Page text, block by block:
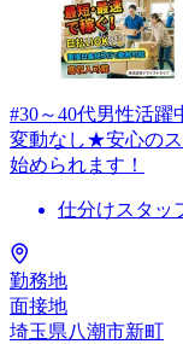
#30～40代男性活
変動なし★安心のス
始められます！
仕分けスタッ
勤務地
面接地
埼玉県八潮市新町